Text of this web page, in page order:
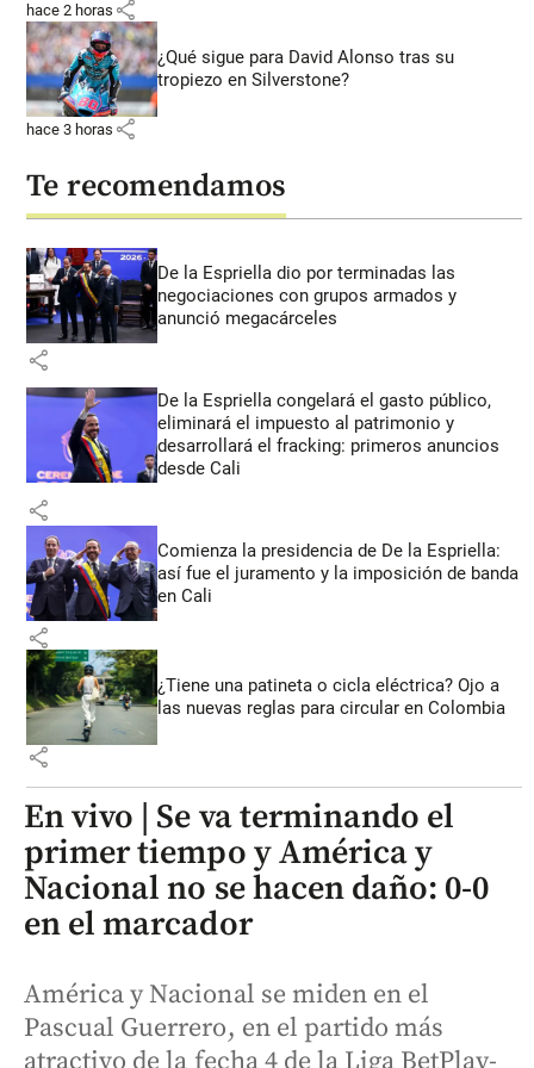
hace 2 horas share
¿Qué sigue para David Alonso tras su
tropiezo en Silverstone?
hace 3 horas share
Te recomendamos
De la Espriella dio por terminadas las
negociaciones con grupos armados y
anunció megacárceles
share
De la Espriella congelará el gasto público,
eliminará el impuesto al patrimonio y
desarrollará el fracking: primeros anuncios
desde Cali
share
Comienza la presidencia de De la Espriella:
así fue el juramento y la imposición de banda
en Cali
share
¿Tiene una patineta o cicla eléctrica? Ojo a
las nuevas reglas para circular en Colombia
share
En vivo | Se va terminando el
primer tiempo y América y
Nacional no se hacen daño: 0-0
en el marcador
América y Nacional se miden en el
Pascual Guerrero, en el partido más
atractivo de la fecha 4 de la Liga BetPlay-